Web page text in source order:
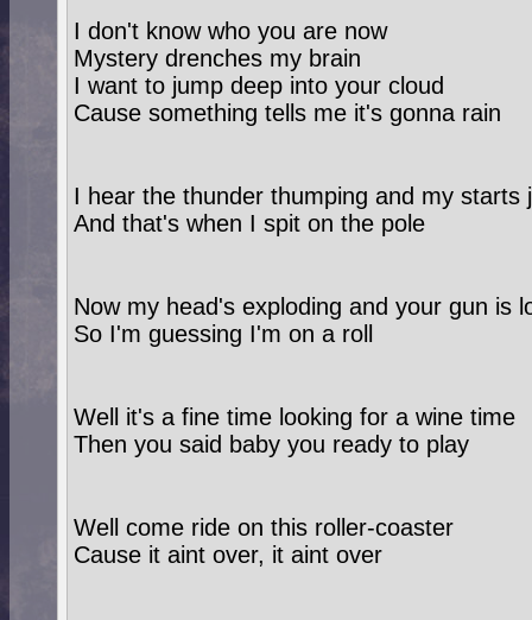
I don't know who you are now
Mystery drenches my brain
I want to jump deep into your cloud
Cause something tells me it's gonna rain
I hear the thunder thumping and my starts
And that's when I spit on the pole
Now my head's exploding and your gun is
So I'm guessing I'm on a roll
Well it's a fine time looking for a wine time
Then you said baby you ready to play
Well come ride on this roller-coaster
Cause it aint over, it aint over